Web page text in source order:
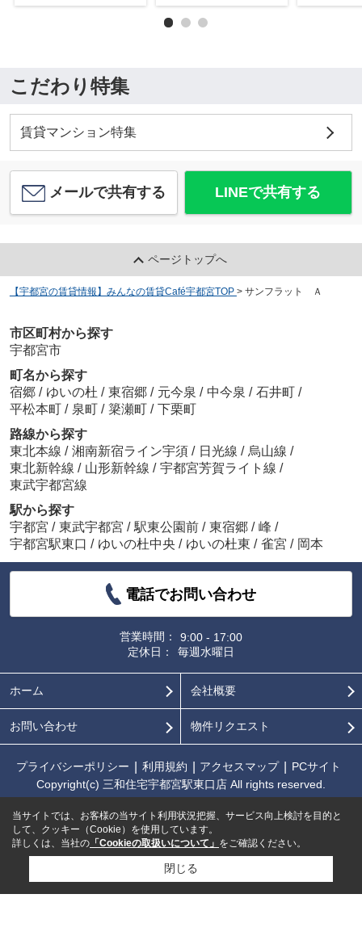
こだわり特集
賃貸マンション特集
メールで共有する LINEで共有する
ページトップへ
【宇都宮の賃貸情報】みんなの賃貸Café宇都宮TOP > サンフラット Ａ
市区町村から探す
宇都宮市
町名から探す
宿郷 / ゆいの杜 / 東宿郷 / 元今泉 / 中今泉 / 石井町 /
平松本町 / 泉町 / 簗瀬町 / 下栗町
路線から探す
東北本線 / 湘南新宿ライン宇須 / 日光線 / 烏山線 /
東北新幹線 / 山形新幹線 / 宇都宮芳賀ライト線 /
東武宇都宮線
駅から探す
宇都宮 / 東武宇都宮 / 駅東公園前 / 東宿郷 / 峰 /
宇都宮駅東口 / ゆいの杜中央 / ゆいの杜東 / 雀宮 / 岡本
電話でお問い合わせ
営業時間：
9:00 - 17:00
定休日：
毎週水曜日
ホーム 会社概要
お問い合わせ 物件リクエスト
プライバシーポリシー 利用規約 アクセスマップ
PCサイト
Copyright(c) 三和住宅宇都宮駅東口店 All rights reserved.
当サイトでは、お客様の当サイト利用状況把握、サービス向上検討を目的と
して、クッキー（Cookie）を使用しています。
詳しくは、当社の 「Cookieの取扱いについて」 をご確認ください。
閉じる